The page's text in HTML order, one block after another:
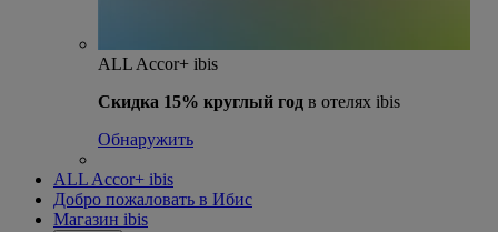
ALL Accor+ ibis
Скидка 15% круглый год в отелях ibis
Обнаружить
ALL Accor+ ibis
Добро пожаловать в Ибис
Магазин ibis